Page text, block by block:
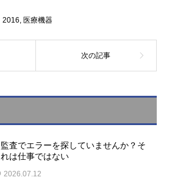
2016, 医療機器
監査でエラーを探していませんか？そ
れは仕事ではない
2026.07.12